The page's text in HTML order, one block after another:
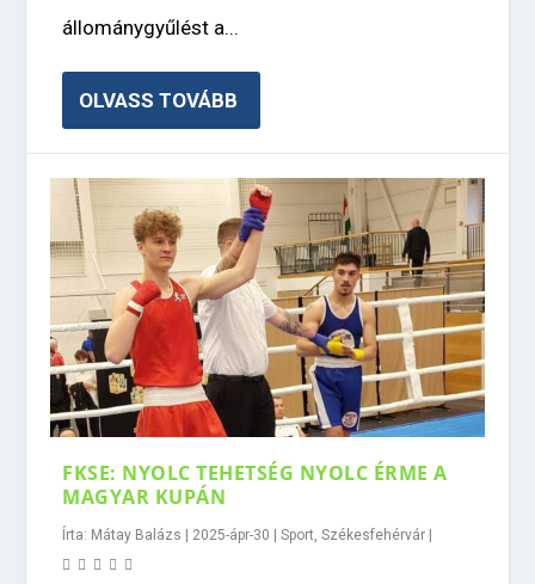
állománygyűlést a...
OLVASS TOVÁBB
FKSE: NYOLC TEHETSÉG NYOLC ÉRME A
MAGYAR KUPÁN
Írta: Mátay Balázs 2025-ápr-30 |Sport,Székesfehérvár